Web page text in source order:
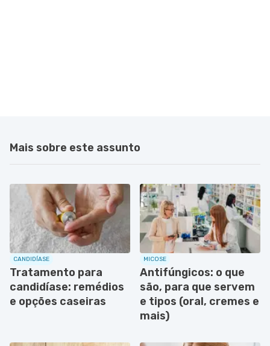
Mais sobre este assunto
CANDIDÍASE
Tratamento para
candidíase: remédios
e opções caseiras
MICOSE
Antifúngicos: o que
são, para que servem
e tipos (oral, cremes e
mais)